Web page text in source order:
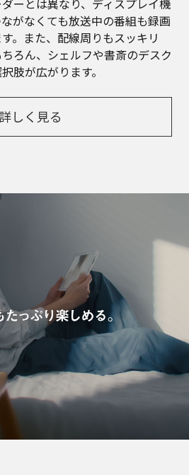
ーとは異なり、ディスプレイ機
がなくても放送中の番組も録画
。また、配線周りもスッキリ
ろん、シェルフや書斎のデスク
肢が広がります。
詳しく見る